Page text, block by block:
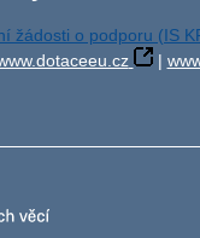
žádosti o podporu (IS
|